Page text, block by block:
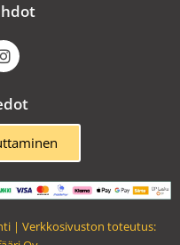
I
n
s
a
g
r
a
m
| Verkkosivuston toteutus: